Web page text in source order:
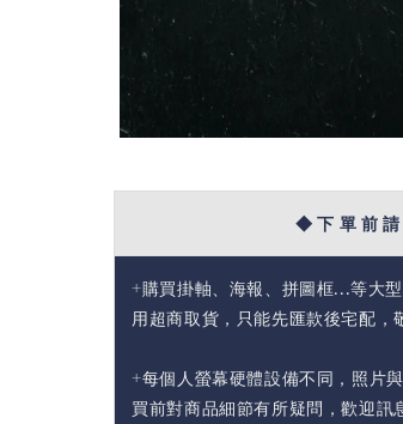
◆ 下 單 前
+購買掛軸、海報、拼圖框...等大
用超商取貨，只能先匯款後宅配，
+每個人螢幕硬體設備不同，照片
買前對商品細節有所疑問，歡迎訊